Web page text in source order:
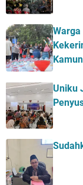
Uniku